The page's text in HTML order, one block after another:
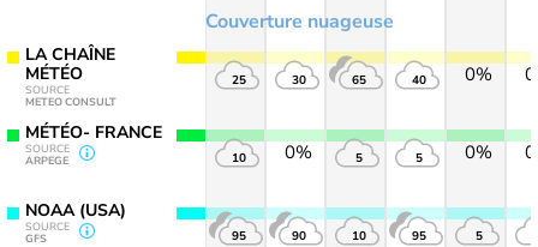
LA CHAÎNE
MÉTÉO
SOURCE
METEO CONSULT
MÉTÉO- FRANCE
SOURCE
ARPEGE
NOAA (USA)
SOURCE
GFS
Couverture nuageuse
25
10
95
30
0%
90
65
5
10
40
5
95
0%
0%
5